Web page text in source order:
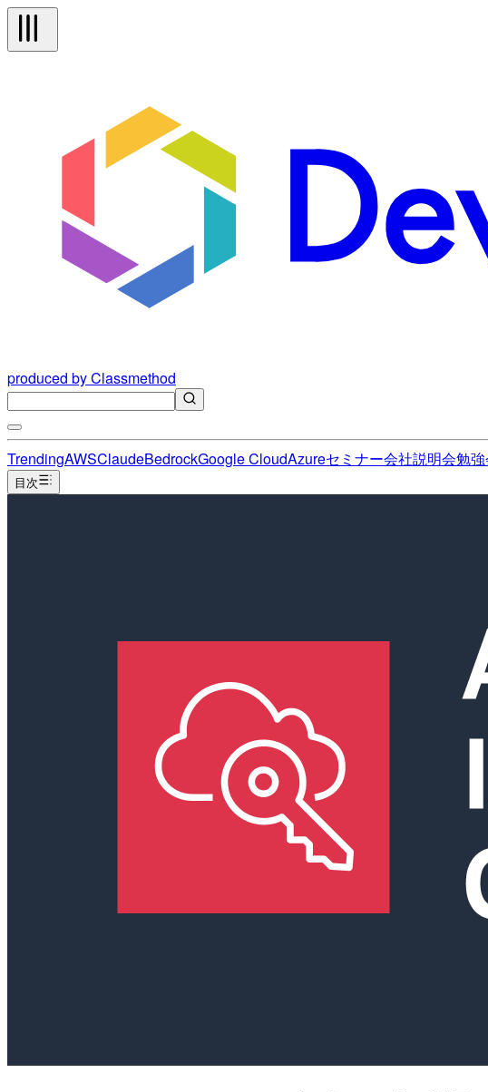
produced by Classmethod
TrendingAWSClaudeBedrockGoogle CloudAzureセミナー会社説明会勉
目次